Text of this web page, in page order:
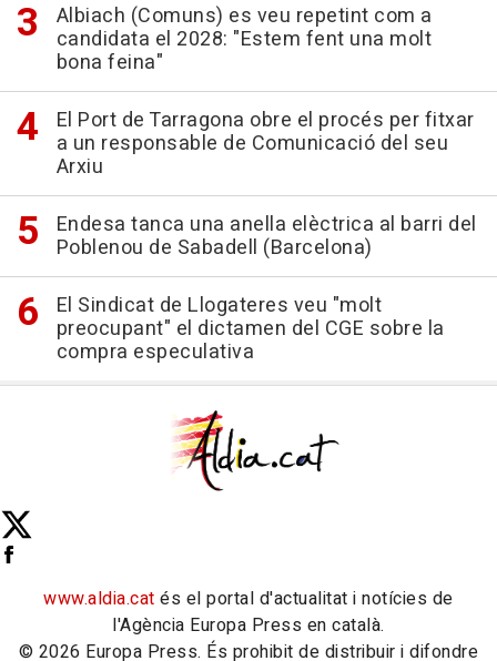
Albiach (Comuns) es veu repetint com a
candidata el 2028: "Estem fent una molt
bona feina"
El Port de Tarragona obre el procés per fitxar
a un responsable de Comunicació del seu
Arxiu
Endesa tanca una anella elèctrica al barri del
Poblenou de Sabadell (Barcelona)
El Sindicat de Llogateres veu "molt
preocupant" el dictamen del CGE sobre la
compra especulativa
www.aldia.cat és el portal d'actualitat i notícies de
l'Agència Europa Press en català.
© 2026 Europa Press. És prohibit de distribuir i difondre